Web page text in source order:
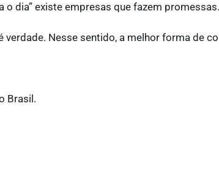
dia” existe empresas que fazem promessas.
Nesse sentido, a melhor forma de
Brasil.